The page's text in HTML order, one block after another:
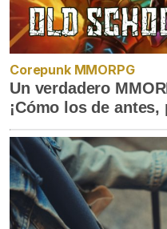
Corepunk MMORPG
Un verdadero
¡Cómo los de